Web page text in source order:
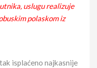
uslugu realizuje
polaskom iz
isplaćeno najkasnije